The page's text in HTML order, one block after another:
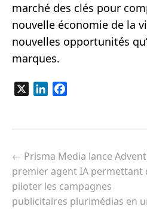
marché des clés pour
nouvelle économie de la
nouvelles opportunités
marques.
LinkedIn
de
l’article
← Prisma Media lance
premier agent IA permettant
piloter les campagnes
publicitaires plurimédias en